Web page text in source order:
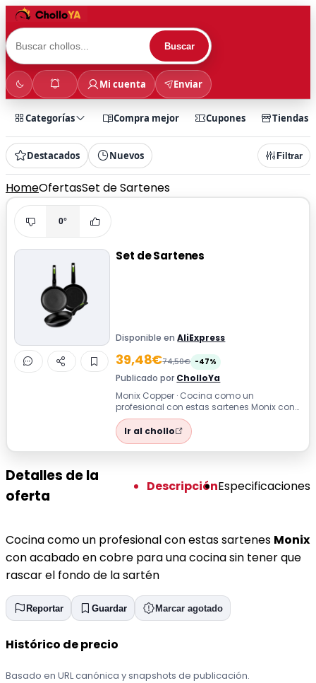
Buscar
Mi cuenta Enviar
Categorías Compra mejor Cupones Tiendas
Destacados Nuevos Filtrar
HomeOfertasSet de Sartenes
0°
Set de Sartenes
Disponible enAliExpress
39,48€74,50€ -47%
Publicado por CholloYa
Monix Copper · Cocina como un
profesional con estas sartenes Monix con
acabado en cobre para una cocina sin
tener que...
Ir al chollo
Detalles de la
oferta
DescripciónEspecificaciones
Cocina como un profesional con estas sartenes Monix
con acabado en cobre para una cocina sin tener que
rascar el fondo de la sartén
Reportar Guardar Marcar agotado
Histórico de precio
Basado en URL canónica y snapshots de publicación.